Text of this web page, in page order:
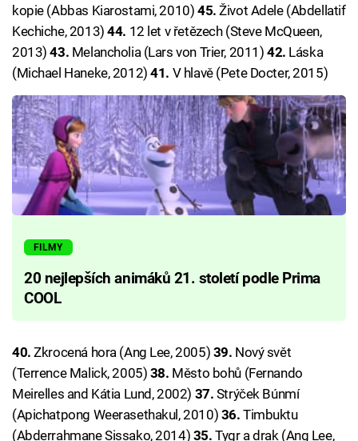
kopie (Abbas Kiarostami, 2010) 45. Život Adele (Abdellatif
Kechiche, 2013)44. 12 let v řetězech (Steve McQueen,
2013)43. Melancholia (Lars von Trier, 2011)42. Láska
(Michael Haneke, 2012)41. V hlavě (Pete Docter, 2015)
FILMY
20 nejlepších animáků 21. století podle Prima
COOL
40. Zkrocená hora (Ang Lee, 2005) 39. Nový svět
(Terrence Malick, 2005) 38. Město bohů (Fernando
Meirelles and Kátia Lund, 2002) 37. Strýček Búnmí
(Apichatpong Weerasethakul, 2010) 36. Timbuktu
(Abderrahmane Sissako, 2014) 35. Tygr a drak (Ang Lee,